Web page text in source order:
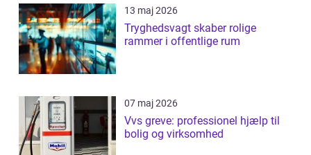
13 maj 2026
Tryghedsvagt skaber rolige
rammer i offentlige rum
07 maj 2026
Vvs greve: professionel hjælp til
bolig og virksomhed